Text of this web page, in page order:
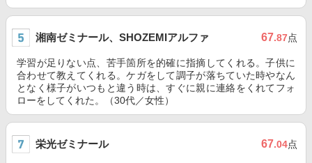
湘南ゼミナール、SHOZEMIアルファ 67.87点
学習が足りない点、苦手箇所を的確に指摘してくれる。子供に
合わせて教えてくれる。ケガをして調子が落ちていた時やなん
となく様子がいつもと違う時は、すぐに親に連絡をくれてフォ
ローをしてくれた。（30代／女性）
栄光ゼミナール 67.04点